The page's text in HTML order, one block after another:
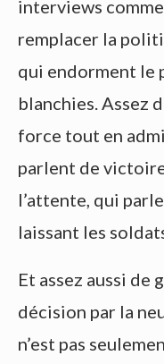
interviews
remplacer la
qui endorment le
blanchies. Assez
force tout en
parlent de
l’attente, qui
laissant les
Et assez aussi de
décision par la
n’est pas